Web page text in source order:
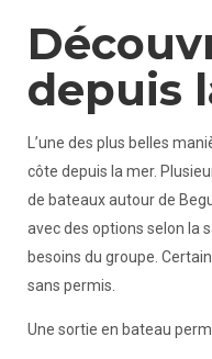
depuis
L’une des plus belles
côte depuis la mer.
de bateaux autour de
avec des options selon la
besoins du groupe.
sans permis.
Une sortie en bateau